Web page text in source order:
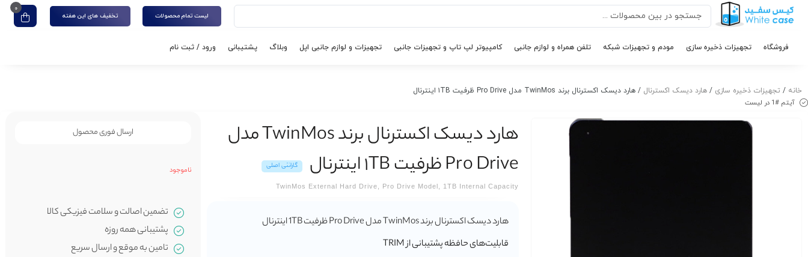
لیست تمام محصولات تخفیف های این هفته
0
فروشگاه تجهیزات ذخیره سازی مودم و تجهیزات شبکه تلفن همراه و لوازم جانبی کامپیوتر لپ تاپ و تجهیزات جانبی تجهیزات و لوازم جانبی اپل وبلاگ پشتیبانی ورود / ثبت نام
خانه / تجهیزات ذخیره سازی / هارد دیسک اکسترنال / هارد دیسک اکسترنال برند TwinMos مدل Pro Drive ظرفیت ۱TB اینترنال
آیتم #1 در لیست
هارد دیسک اکسترنال برند TwinMos مدل
Pro Drive ظرفیت ۱TB اینترنال
گارانتی اصلی
TwinMos External Hard Drive, Pro Drive Model, 1TB Internal Capacity
هارد دیسک اکسترنال برند TwinMos مدل Pro Drive ظرفیت 1TB اینترنال
قابلیت‌های حافظه پشتیبانی از TRIM
ارسال فوری محصول
ناموجود
تضمین اصالت و سلامت فیزیکی کالا
پشتیبانی همه روزه
تامین به موقع و ارسال سریع